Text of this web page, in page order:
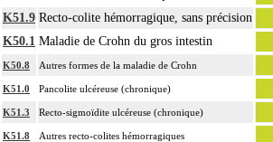
K51.9 Recto-colite hémorragique, sans précision
K50.1 Maladie de Crohn du gros intestin
K50.8 Autres formes de la maladie de Crohn
K51.0 Pancolite ulcéreuse (chronique)
K51.3 Recto-sigmoïdite ulcéreuse (chronique)
K51.8 Autres recto-colites hémorragiques